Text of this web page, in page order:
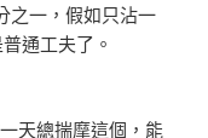
之一，假如只沾一
通工夫了。
天總揣摩這個，能